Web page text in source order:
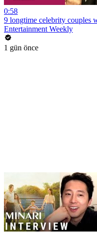
0:58
9 longtime celebrity couples
Entertainment Weekly
1 gün önce